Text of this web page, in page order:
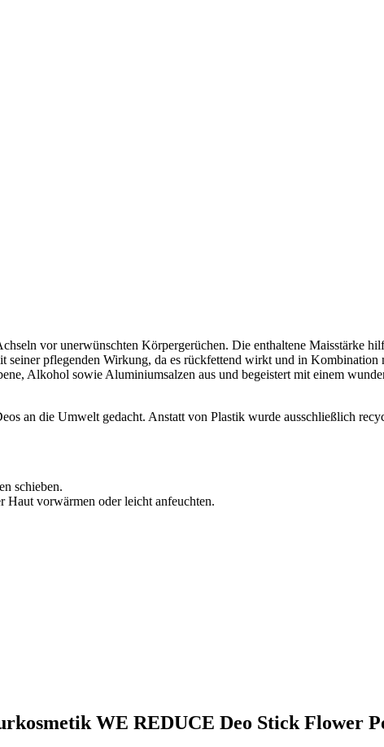
vor unerwünschten Körpergerüchen. Die enthaltene Maisstärke
seiner pflegenden Wirkung, da es rückfettend wirkt und in
Alkohol sowie Aluminiumsalzen aus und begeistert mit einem
an die Umwelt gedacht. Anstatt von Plastik wurde ausschließlich
schieben.
Haut vorwärmen oder leicht anfeuchten.
WE REDUCE Deo Stick Flower